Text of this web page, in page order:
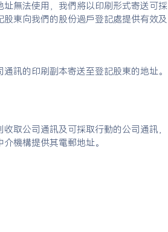
無法使用，我們將以印刷形式寄送可採
東向我們的股份過戶登記處提供有效及
訊的印刷副本寄送至登記股東的地址。
取公司通訊及可採取行動的公司通訊，
機構提供其電郵地址。